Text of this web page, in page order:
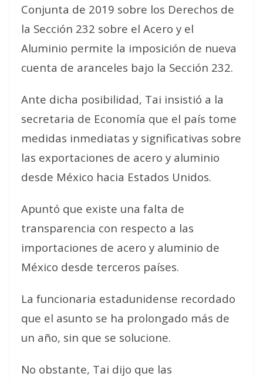
Conjunta de 2019 sobre los Derechos de
la Sección 232 sobre el Acero y el
Aluminio permite la imposición de nueva
cuenta de aranceles bajo la Sección 232.
Ante dicha posibilidad, Tai insistió a la
secretaria de Economía que el país tome
medidas inmediatas y significativas sobre
las exportaciones de acero y aluminio
desde México hacia Estados Unidos.
Apuntó que existe una falta de
transparencia con respecto a las
importaciones de acero y aluminio de
México desde terceros países.
La funcionaria estadunidense recordado
que el asunto se ha prolongado más de
un año, sin que se solucione.
No obstante, Tai dijo que las